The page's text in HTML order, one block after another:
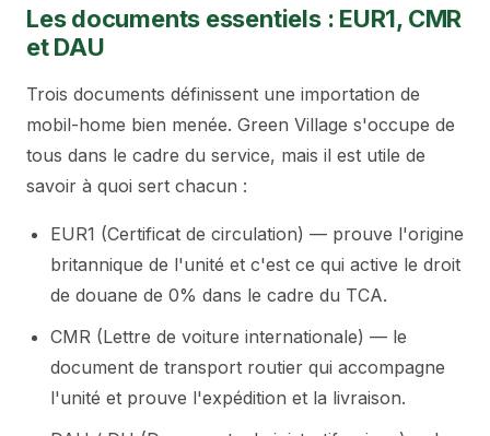
Les documents essentiels : EUR1, CMR
et DAU
Trois documents définissent une importation de
mobil-home bien menée. Green Village s'occupe de
tous dans le cadre du service, mais il est utile de
savoir à quoi sert chacun :
EUR1 (Certificat de circulation) — prouve l'origine
britannique de l'unité et c'est ce qui active le droit
de douane de 0% dans le cadre du TCA.
CMR (Lettre de voiture internationale) — le
document de transport routier qui accompagne
l'unité et prouve l'expédition et la livraison.